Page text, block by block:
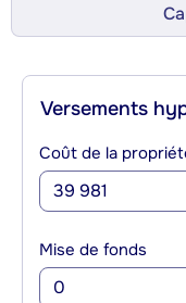
Versements
Coût de la
Mise de fonds